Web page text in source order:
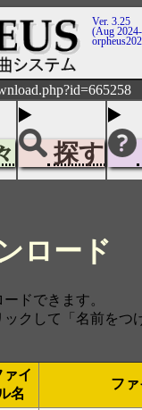
Ver. 3.25
(Aug
探す
ロード
ドできます。
クして「名前をつ
ァイ
名
フ